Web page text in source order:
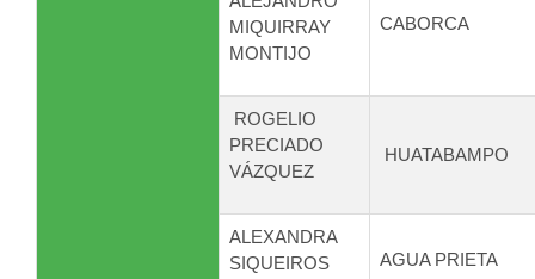
MIQUIRRAY
MONTIJO
CABORCA
ROGELIO
PRECIADO
VÁZQUEZ
HUATABAMPO
ALEXANDRA
SIQUEIROS
AGUA PRIETA